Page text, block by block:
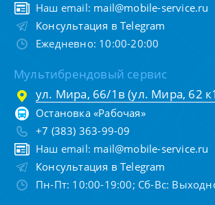
Наш email: mail@mobile-service.ru
Консультация в Telegram
Ежедневно: 10:00-20:00
Мультибрендовый сервис
ул. Мира, 66/1в (ул. Мира, 62
Остановка «Рабочая»
+7 (383) 363-99-09
Наш email: mail@mobile-service.ru
Консультация в Telegram
Пн-Пт: 10:00-19:00; Сб-Вс: